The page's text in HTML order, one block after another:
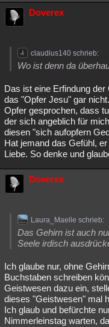
Doverex
claudius140 schrieb:
Wo ist denn da
Das ist eine Erfindung
das "Opfer Jesu" gar
Opfer gesprochen, dass
der sich angeblich für
diesen "sich aufopfern
Hat jemand das Gefühl,
Liebe. So denke und
Doverex
Laura_Maelle schrieb:
Das Gehirn ist auch
Seele irdisch
Ich glaube nur, ohne
Buchstaben schreiben
Geistwesen dazu ein,
dieses "Geistwesen" mal
Ich glaub und befürchte
Nimmerleinstag warten,